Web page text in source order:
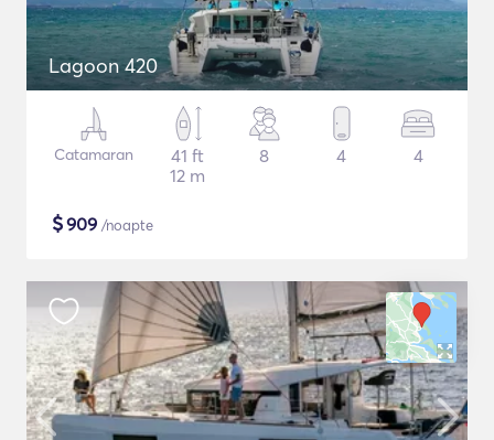
Lagoon 420
Catamaran
41 ft
12 m
8 4 4
$909 /noapte